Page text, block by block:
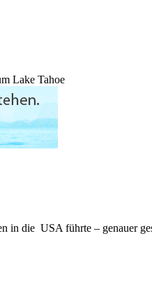
Lake Tahoe
in die USA führte – genauer